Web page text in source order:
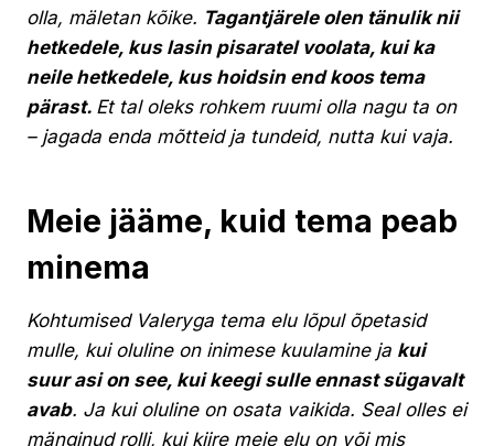
olla, mäletan kõike. Tagantjärele olen tänulik nii
hetkedele, kus lasin pisaratel voolata, kui ka
neile hetkedele, kus hoidsin end koos tema
pärast. Et tal oleks rohkem ruumi olla nagu ta on
– jagada enda mõtteid ja tundeid, nutta kui vaja.
Meie jääme, kuid tema peab
minema
Kohtumised Valeryga tema elu lõpul õpetasid
mulle, kui oluline on inimese kuulamine ja kui
suur asi on see, kui keegi sulle ennast sügavalt
avab. Ja kui oluline on osata vaikida. Seal olles ei
mänginud rolli, kui kiire meie elu on või mis